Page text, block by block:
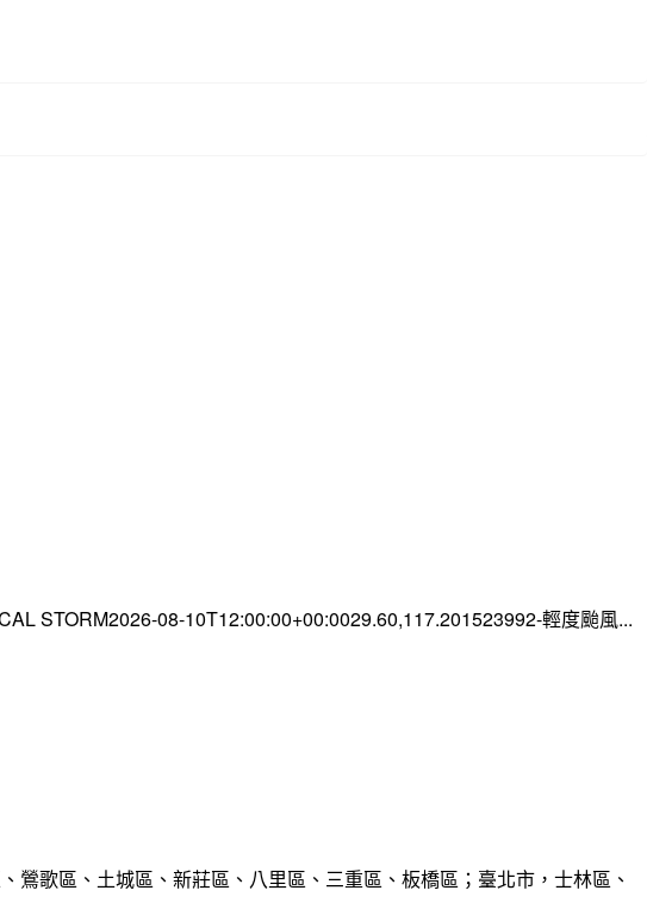
STORM2026-08-10T12:00:00+00:0029.60,117.201523992-輕度颱風...
歌區、土城區、新莊區、八里區、三重區、板橋區；臺北市，士林區、